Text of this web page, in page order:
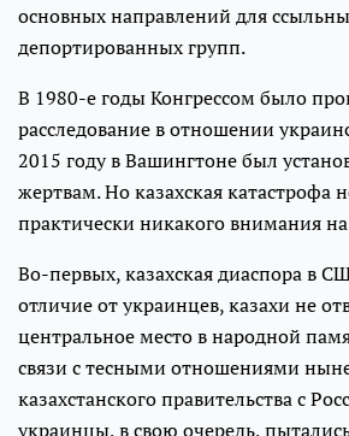
основных направлений для
депортированных групп.
В 1980-е годы Конгрессом было
расследование в отношении
2015 году в Вашингтоне был
жертвам. Но казахская катастрофа
практически никакого внимания
Во-первых, казахская диаспора в
отличие от украинцев, казахи не
центральное место в народной
связи с тесными отношениями
казахстанского правительства с
украинцы, в свою очередь,